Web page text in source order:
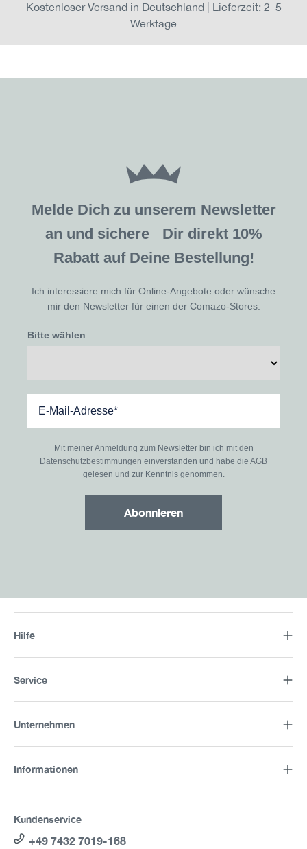
Kostenloser Versand in Deutschland | Lieferzeit: 2–5
Werktage
Melde Dich zu unserem Newsletter
an und sichere Dir direkt 10%
Rabatt auf Deine Bestellung!
Ich interessiere mich für Online-Angebote oder wünsche
mir den Newsletter für einen der Comazo-Stores:
Bitte wählen
Mit meiner Anmeldung zum Newsletter bin ich mit den
Datenschutzbestimmungen einverstanden und habe die AGB
gelesen und zur Kenntnis genommen.
Abonnieren
Hilfe
Service
Unternehmen
Informationen
Kundenservice
+49 7432 7019-168